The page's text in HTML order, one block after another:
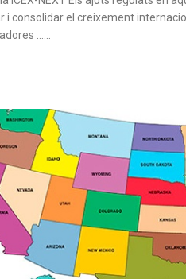
i consolidar el creixement
……